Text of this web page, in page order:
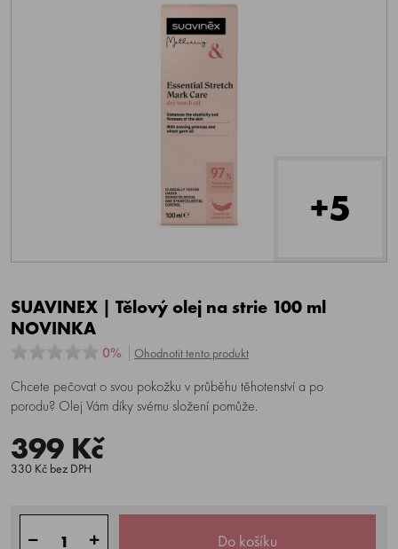
+5
SUAVINEX | Tělový olej na strie 100 ml
NOVINKA
0% Ohodnotit tento produkt
Chcete pečovat o svou pokožku v průběhu těhotenství a po
porodu? Olej Vám díky svému složení pomůže.
399 Kč
330 Kč bez DPH
Do košíku